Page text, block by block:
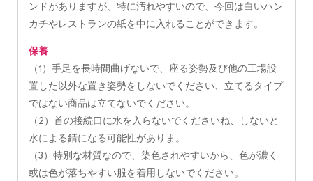
ンドがありますが、特に汚れやすいので、今回は白いハン
カチやレストランの紙を中に入れることができます。
保養
（1）手足を長時間曲げないで、座る姿勢及び他の工場設
置した以外な置き姿勢をしないでください、立てるタイプ
ではない商品は立てないでください。
（2）首の接続口に水を入らないでくださいね、しないと
水による錆になる可能性がありま。
（3）特別な材質なので、染色されやすいから、色が濃く
或は色が落ちやすい服を着用しないでください。